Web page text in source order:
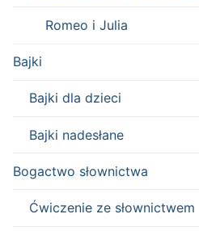
Romeo i Julia
Bajki
Bajki dla dzieci
Bajki nadesłane
Bogactwo słownictwa
Ćwiczenie ze słownictwem